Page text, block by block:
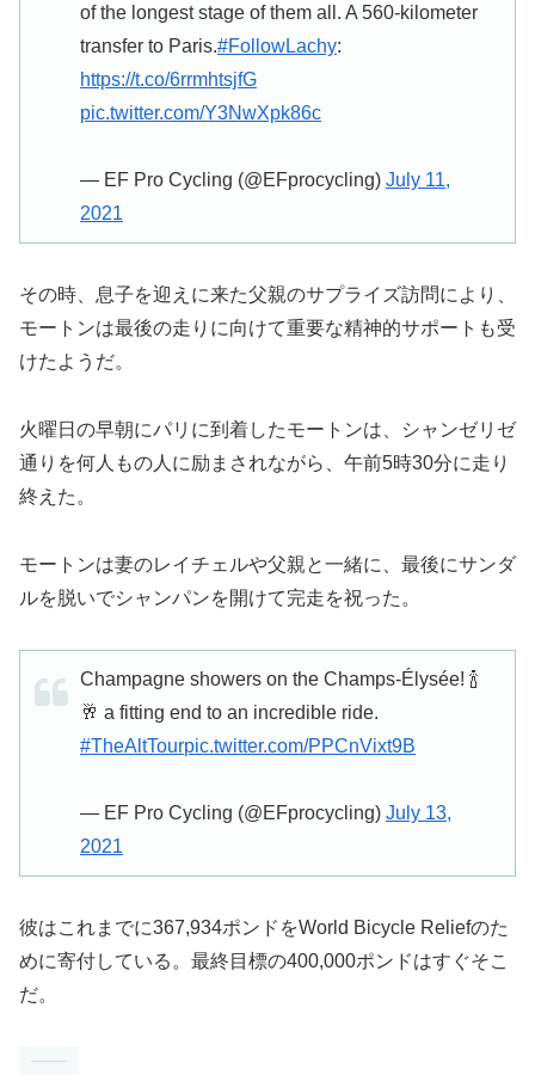
of the longest stage of them all. A 560-kilometer
transfer to Paris.#FollowLachy:
https://t.co/6rrmhtsjfG
pic.twitter.com/Y3NwXpk86c
— EF Pro Cycling (@EFprocycling) July 11,
2021
その時、息子を迎えに来た父親のサプライズ訪問により、
モートンは最後の走りに向けて重要な精神的サポートも受
けたようだ。
火曜日の早朝にパリに到着したモートンは、シャンゼリゼ
通りを何人もの人に励まされながら、午前5時30分に走り
終えた。
モートンは妻のレイチェルや父親と一緒に、最後にサンダ
ルを脱いでシャンパンを開けて完走を祝った。
Champagne showers on the Champs-Élysée! 🍾
🥂 a fitting end to an incredible ride.
#TheAltTourpic.twitter.com/PPCnVixt9B
— EF Pro Cycling (@EFprocycling) July 13,
2021
彼はこれまでに367,934ポンドをWorld Bicycle Reliefのた
めに寄付している。最終目標の400,000ポンドはすぐそこ
だ。